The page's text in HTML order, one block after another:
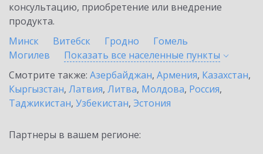
консультацию, приобретение или внедрение
продукта.
Минск
Витебск Гродно
Гомель
Могилев
Показать все населенные пункты
Смотрите также: Азербайджан, Армения, Казахстан,
Кыргызстан, Латвия, Литва, Молдова, Россия,
Таджикистан, Узбекистан, Эстония
Партнеры в вашем регионе: